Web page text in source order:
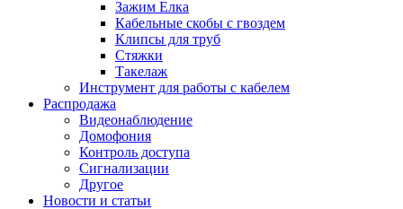
Зажим Елка
Кабельные скобы с гвоздем
Клипсы для труб
Стяжки
Такелаж
Инструмент для работы с кабелем
Распродажа
Видеонаблюдение
Домофония
Контроль доступа
Сигнализации
Другое
Новости и статьи